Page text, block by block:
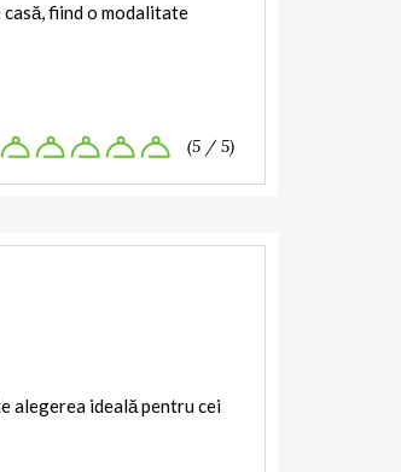
casă, fiind o modalitate
(5 / 5)
alegerea ideală pentru cei